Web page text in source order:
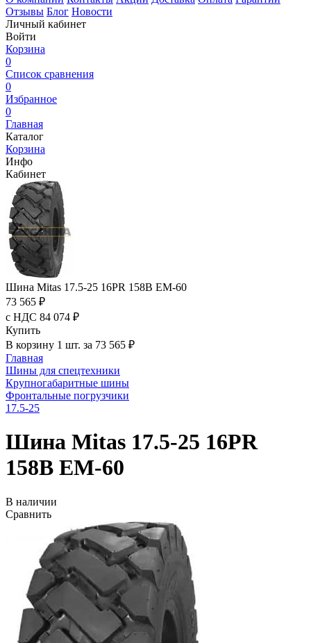
Отзывы Блог Новости
Личный кабинет
Войти
Корзина
0
Список сравнения
0
Избранное
0
Главная
Каталог
Корзина
Инфо
Кабинет
Шина Mitas 17.5-25 16PR 158B EM-60
73 565 ₽
с НДС 84 074 ₽
Купить
В корзину 1 шт. за 73 565 ₽
Главная
Шины для спецтехники
Крупногабаритные шины
Фронтальные погрузчики
17.5-25
Шина Mitas 17.5-25 16PR
158B EM-60
В наличии
Сравнить